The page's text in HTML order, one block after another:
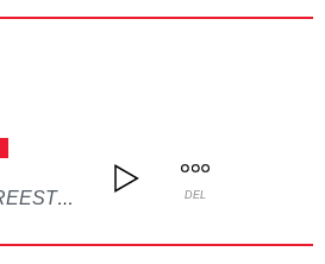
NAPOLI (FREESTYLE) DEL